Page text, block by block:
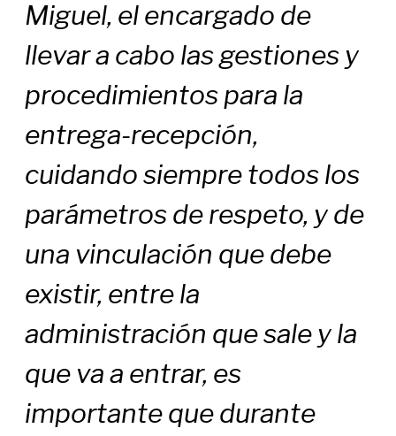
Miguel, el encargado de
llevar a cabo las gestiones y
procedimientos para la
entrega-recepción,
cuidando siempre todos los
parámetros de respeto, y de
una vinculación que debe
existir, entre la
administración que sale y la
que va a entrar, es
importante que durante